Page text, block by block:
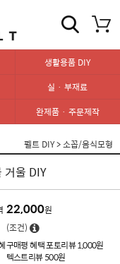
생활용품 DIY
실 · 부재료
완제품 · 주문제작
펠트 DIY>소꼽/음식모형
울 DIY
22,000원
(조건)
구매평 혜택 포토리뷰 1,000원
텍스트리뷰 500원